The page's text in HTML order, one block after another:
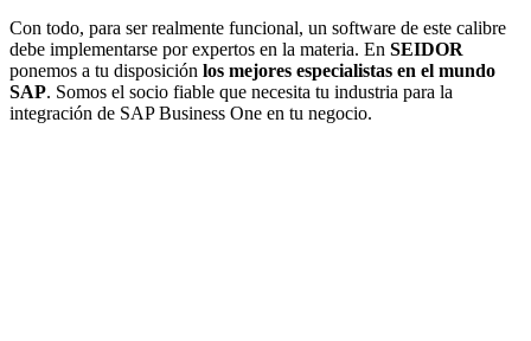
Con todo, para ser realmente funcional, un software de este calibre
debe implementarse por expertos en la materia. En SEIDOR
ponemos a tu disposición los mejores especialistas en el mundo
SAP. Somos el socio fiable que necesita tu industria para la
integración de SAP Business One en tu negocio.